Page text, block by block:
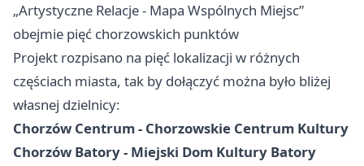
„Artystyczne Relacje - Mapa Wspólnych Miejsc”
obejmie pięć chorzowskich punktów
Projekt rozpisano na pięć lokalizacji w różnych
częściach miasta, tak by dołączyć można było bliżej
własnej dzielnicy:
Chorzów Centrum - Chorzowskie Centrum Kultury
Chorzów Batory - Miejski Dom Kultury Batory